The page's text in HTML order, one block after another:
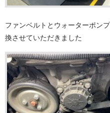
ファンベルトとウォーターポン
換させていただきました